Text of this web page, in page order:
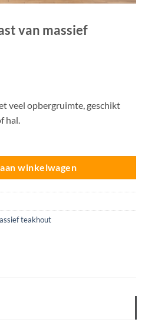
van massief
veel opbergruimte, geschikt
hal.
winkelwagen
teakhout